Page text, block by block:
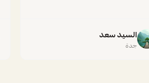
السيد سعد
جدة